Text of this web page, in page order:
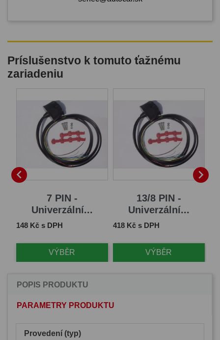
Príslušenstvo k tomuto ťažnému
zariadeniu

7 PIN -
Univerzální...
Cena
148 Kč s DPH
VÝBĚR
13/8 PIN -
Univerzální...
Cena
418 Kč s DPH
VÝBĚR

POPIS PRODUKTU
PARAMETRY PRODUKTU
Provedení (typ)